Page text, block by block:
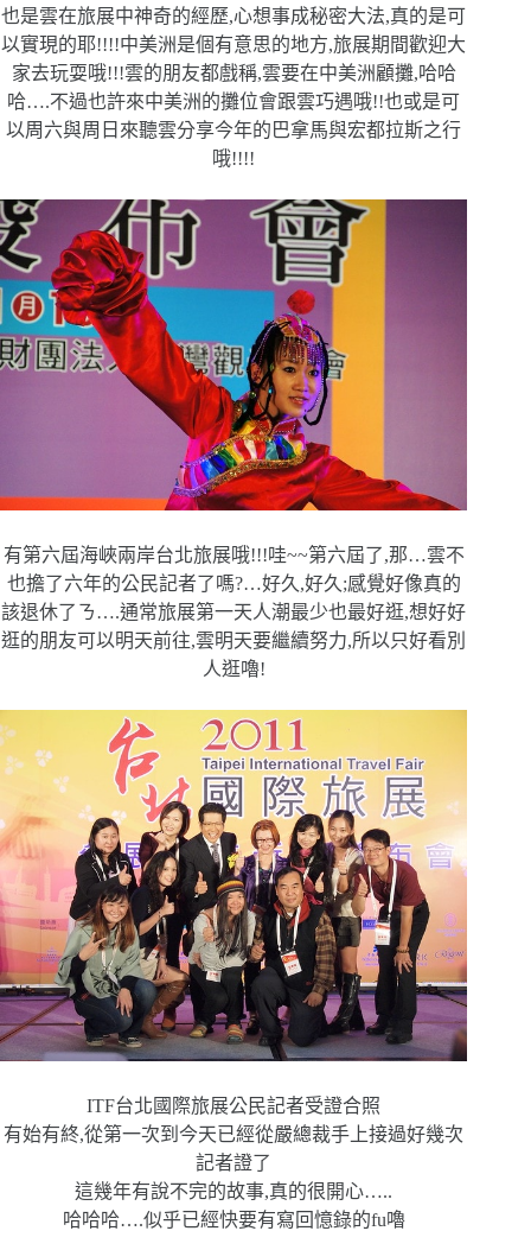
也是雲在旅展中神奇的經歷,心想事成秘密大法,真的是可
以實現的耶!!!!中美洲是個有意思的地方,旅展期間歡迎大
家去玩耍哦!!!雲的朋友都戲稱,雲要在中美洲顧攤,哈哈
哈….不過也許來中美洲的攤位會跟雲巧遇哦!!也或是可
以周六與周日來聽雲分享今年的巴拿馬與宏都拉斯之行
哦!!!!
有第六屆海峽兩岸台北旅展哦!!!哇~~第六屆了,那…雲不
也擔了六年的公民記者了嗎?…好久,好久;感覺好像真的
該退休了ㄋ….通常旅展第一天人潮最少也最好逛,想好好
逛的朋友可以明天前往,雲明天要繼續努力,所以只好看別
人逛嚕!
ITF台北國際旅展公民記者受證合照
有始有終,從第一次到今天已經從嚴總裁手上接過好幾次
記者證了
這幾年有說不完的故事,真的很開心…..
哈哈哈….似乎已經快要有寫回憶錄的fu嚕